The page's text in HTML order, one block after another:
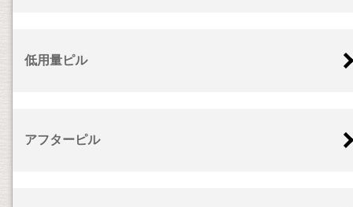
低用量ピル
アフターピル